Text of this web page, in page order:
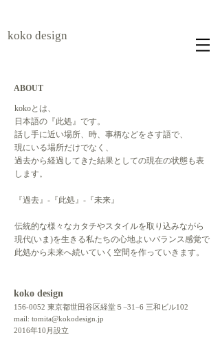
koko design
ABOUT
kokoとは、
日本語の『此処』です。
話し手に近い場所、時、事柄などをさす語で、
現にいる場所だけでなく、
過去から経過してきた結果としての現在の状態も表
します。
『過去』-『此処』-『未来』
伝統的な様々なカタチやスタイルを取り込みながら
現代(いま)を生きる私たちの心地よいバランス感覚で
​此処から未来へ続いていく空間を作っていきます。
koko design
156-0052 東京都世田谷区経堂５−31−6 三和ビル102
mail: tomita@kokodesign.jp
2016年10月設立